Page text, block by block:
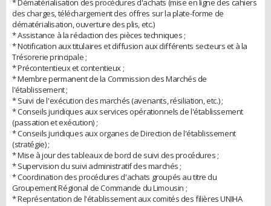
* Dématérialisation des procédures d'achats (mise en ligne des cahiers
des charges, téléchargement des offres sur la plate-forme de
dématérialisation, ouverture des plis, etc.)
* Assistance à la rédaction des pièces techniques ;
* Notification aux titulaires et diffusion aux différents secteurs et à la
Trésorerie principale ;
* Précontentieux et contentieux ;
* Membre permanent de la Commission des Marchés de
l'établissement ;
* Suivi de l'exécution des marchés (avenants, résiliation, etc.) ;
* Conseils juridiques aux services opérationnels de l'établissement
(passation et exécution) ;
* Conseils juridiques aux organes de Direction de l'établissement
(stratégie) ;
* Mise à jour des tableaux de bord de suivi des procédures ;
* Supervision du suivi administratif des marchés ;
* Coordination des procédures d'achats groupés au titre du
Groupement Régional de Commande du Limousin ;
* Représentation de l'établissement aux comités des filières UNIHA